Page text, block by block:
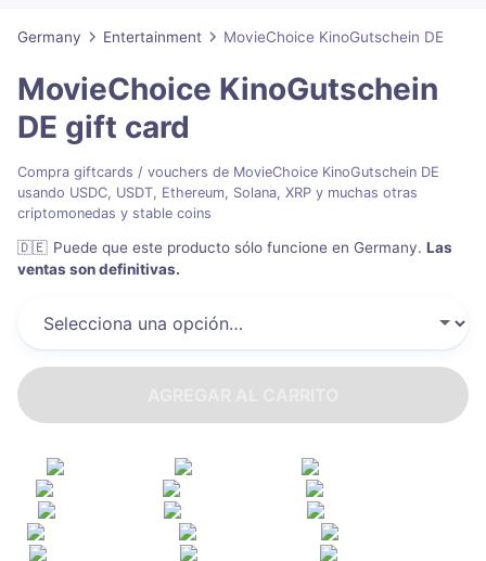
Germany Entertainment MovieChoice KinoGutschein DE
MovieChoice KinoGutschein
DE gift card
Compra giftcards / vouchers de MovieChoice KinoGutschein DE
usando USDC, USDT, Ethereum, Solana, XRP y muchas otras
criptomonedas y stable coins
🇩🇪 Puede que este producto sólo funcione en Germany. Las
ventas son definitivas.